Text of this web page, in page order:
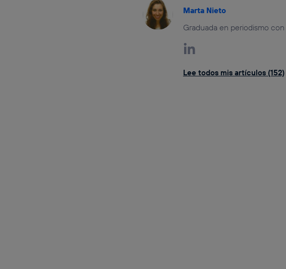
Marta Nieto
Graduada en periodismo
Lee todos mis artículos (152)